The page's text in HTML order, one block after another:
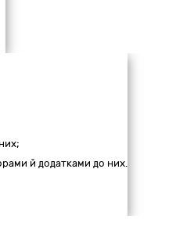
й додатками до них.